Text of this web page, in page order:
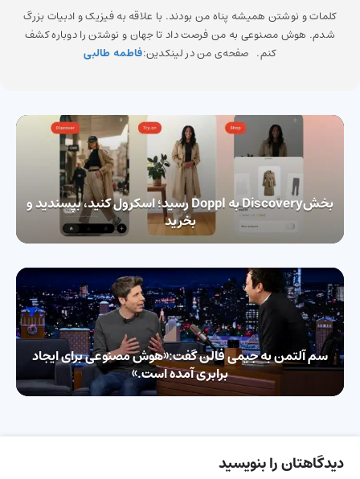
کلمات و نوشتن همیشه پناه من بودند. با علاقه به فیزیک و ادبیات بزرگ
شدم. هوش مصنوعی به من فرصت داد تا جهان و نوشتن را دوباره کشف
کنم. صفحه‌ی من در لینکدین:فاطمه طالبی
بخشDiscovery به Doppl رسید؛ اسکرول کنید، بپسندید و
بخرید
سم آلتمن به جیمی فالن گفت:«هوش مصنوعی برای ایجاد
برابری آمده است.»
دیدگاهتان را بنویسید